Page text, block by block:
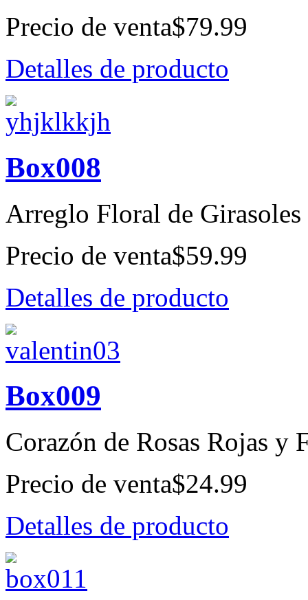
Precio de venta$79.99
Detalles de producto
Box008
Arreglo Floral de Girasoles
Precio de venta$59.99
Detalles de producto
Box009
Corazón de Rosas Rojas y
Precio de venta$24.99
Detalles de producto